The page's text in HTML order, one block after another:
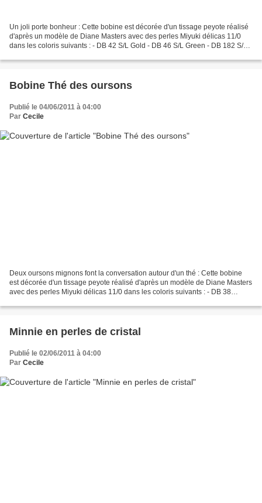
Un joli porte bonheur : Cette bobine est décorée d'un tissage peyote réalisé
d'après un modèle de Diane Masters avec des perles Miyuki délicas 11/0
dans les coloris suivants : - DB 42 S/L Gold - DB 46 S/L Green - DB 182 S/L
Bobine Thé des oursons
Publié le 04/06/2011 à 04:00
Par Cecile
Deux oursons mignons font la conversation autour d'un thé : Cette bobine
est décorée d'un tissage peyote réalisé d'après un modèle de Diane Masters
avec des perles Miyuki délicas 11/0 dans les coloris suivants : - DB 38
Minnie en perles de cristal
Publié le 02/06/2011 à 04:00
Par Cecile